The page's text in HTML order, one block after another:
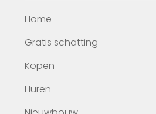
Home
Gratis schatting
Kopen
Huren